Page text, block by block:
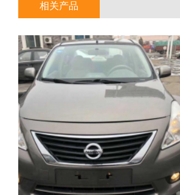
相关产品